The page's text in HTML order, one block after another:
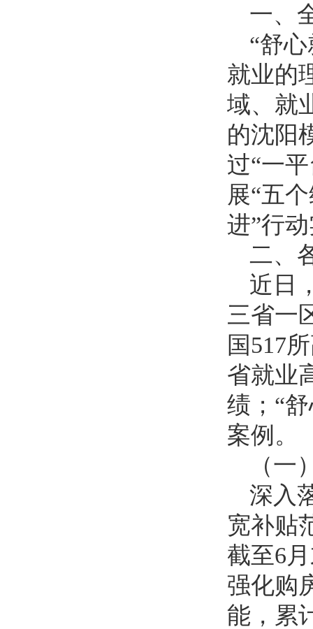
一、
“舒
就业的
域、就
的沈阳
过“一
展“五
进”行
二、
近日
三省一
国517
省就业
绩；“
案例。
（
深入
宽补贴
截至6
强化购
能，累